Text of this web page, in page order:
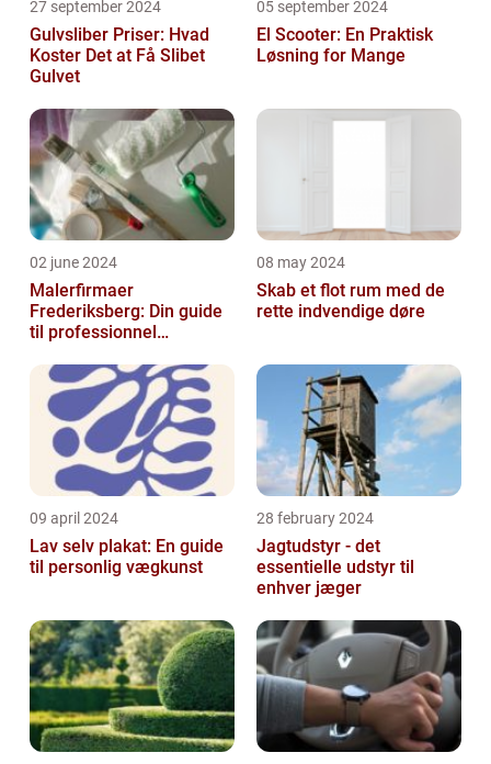
27 september 2024
Gulvsliber Priser: Hvad
Koster Det at Få Slibet
Gulvet
05 september 2024
El Scooter: En Praktisk
Løsning for Mange
02 june 2024
Malerfirmaer
Frederiksberg: Din guide
til professionnel
08 may 2024
Skab et flot rum med de
rette indvendige døre
09 april 2024
Lav selv plakat: En guide
til personlig vægkunst
28 february 2024
Jagtudstyr - det
essentielle udstyr til
enhver jæger